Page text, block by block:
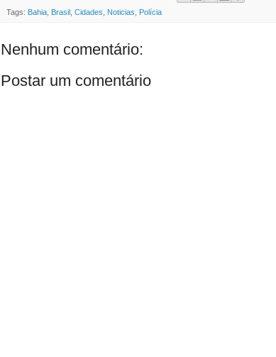
Tags: Bahia Brasil Cidades Noticias Polícia
Nenhum comentário:
Postar um comentário